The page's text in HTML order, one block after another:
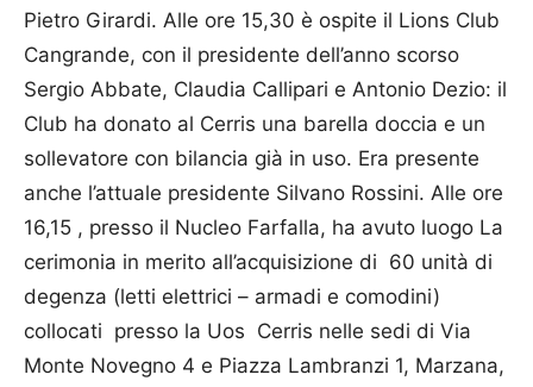
Pietro Girardi. Alle ore 15,30 è ospite il Lions Club
Cangrande, con il presidente dell’anno scorso
Sergio Abbate, Claudia Cal­­li­pari e Antonio Dezio: il
Club ha donato al Cerris una barella doccia e un
sollevatore con bilancia già in uso. Era presente
anche l’attuale presidente Silvano Rossini. Alle ore
16,15 , presso il Nucleo Farfalla, ha avuto luogo La
cerimonia in merito all’acquisizione di 60 unità di
degenza (letti elettrici – armadi e comodini)
collocati presso la Uos Cerris nelle sedi di Via
Monte Novegno 4 e Piazza Lambranzi 1, Marzana,